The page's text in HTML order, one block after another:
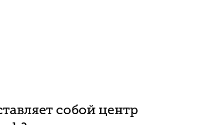
собой центр